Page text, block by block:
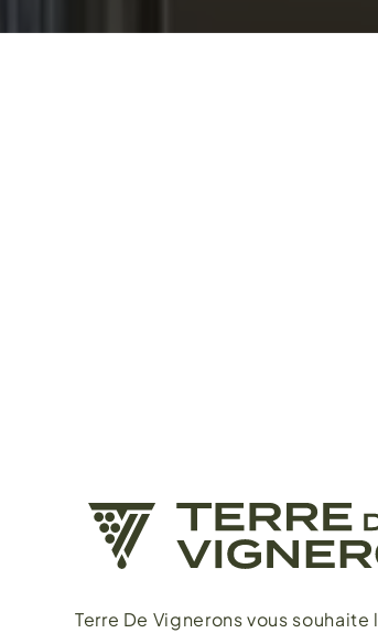
Terre De Vignerons vous souhaite